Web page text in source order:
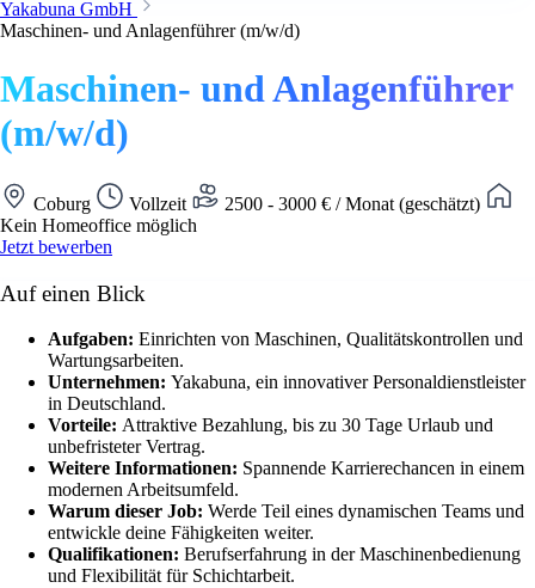
Yakabuna GmbH
Maschinen- und Anlagenführer (m/w/d)
Maschinen- und Anlagenführer
(m/w/d)
Coburg Vollzeit
2500 - 3000 € / Monat (geschätzt)
Kein Homeoffice möglich
Jetzt bewerben
Auf einen Blick
Aufgaben: Einrichten von Maschinen, Qualitätskontrollen und
Wartungsarbeiten.
Unternehmen: Yakabuna, ein innovativer Personaldienstleister
in Deutschland.
Vorteile: Attraktive Bezahlung, bis zu 30 Tage Urlaub und
unbefristeter Vertrag.
Weitere Informationen: Spannende Karrierechancen in einem
modernen Arbeitsumfeld.
Warum dieser Job: Werde Teil eines dynamischen Teams und
entwickle deine Fähigkeiten weiter.
Qualifikationen: Berufserfahrung in der Maschinenbedienung
und Flexibilität für Schichtarbeit.